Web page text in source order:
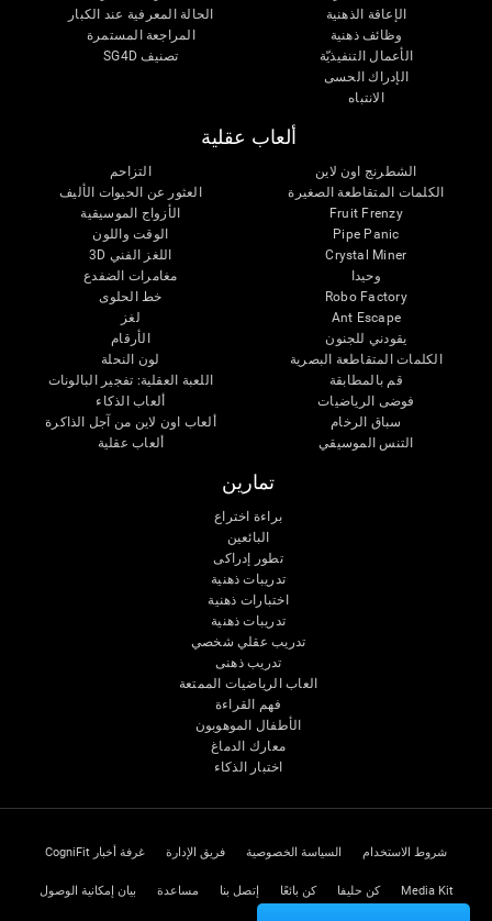
الإعاقة الذهنية
وظائف ذهنية
الأعمال التنفيذيّة
الإدراك الحسى
الانتباه
الحالة المعرفية عند الكبار
المراجعة المستمرة
تصنيف SG4D
ألعاب عقلية
الشطرنج اون لاين
الكلمات المتقاطعة الصغيرة
Fruit Frenzy
Pipe Panic
Crystal Miner
وحيدا
Robo Factory
Ant Escape
يقودني للجنون
الكلمات المتقاطعة البصرية
قم بالمطابقة
فوضى الرياضيات
سباق الرخام
التنس الموسيقي
التزاحم
العثور عن الحيوات الأليف
الأزواج الموسيقية
الوقت واللون
اللغز الفني 3D
مغامرات الضفدع
خط الحلوى
لغز
الأرقام
لون النحلة
اللعبة العقلية: تفجير البالونات
ألعاب الذكاء
ألعاب اون لاين من آجل الذاكرة
ألعاب عقلية
تمارين
براءة اختراع
البائعين
تطور إدراكى
تدريبات ذهنية
اختبارات ذهنية
تدريبات ذهنية
تدريب عقلي شخصي
تدريب ذهنى
العاب الرياضيات الممتعة
فهم القراءة
الأطفال الموهوبون
معارك الدماغ
اختبار الذكاء
شروط الاستخدام السياسة الخصوصية فريق الإدارة غرفة أخبار CogniFit
Media Kit كن حليفا كن بائعًا إتصل بنا مساعدة بيان إمكانية الوصول